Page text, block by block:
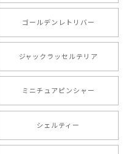
ラハラしましたが… 可
足です♪
【 自然に囲まれた ポメラニアン 】マグカップ 犬 ペット うちの子 犬グッズ ギフト プレゼント 母の日
ももが（17歳）で亡くな
ゴールデンレトリバー
ジャックラッセルテリア
ミニチュアピンシャー
シェルティー